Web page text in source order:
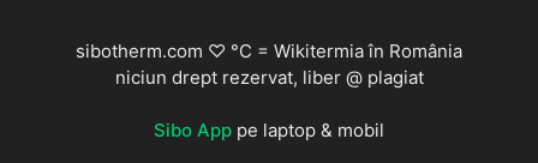
sibotherm.com ♡ °C = Wikitermia în România
niciun drept rezervat, liber @ plagiat
Sibo App pe laptop & mobil